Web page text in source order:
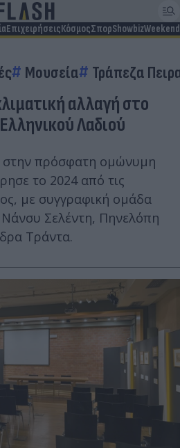
ΕπιχειρήσειςΚόσμοςΣπορShowbizWeekend
Μουσεία Τράπεζα
αλλαγή στο
Λαδιού
στην πρόσφατη ομώνυμη
το 2024 από τις
με συγγραφική ομάδα
Σελέντη, Πηνελόπη
Τράντα.